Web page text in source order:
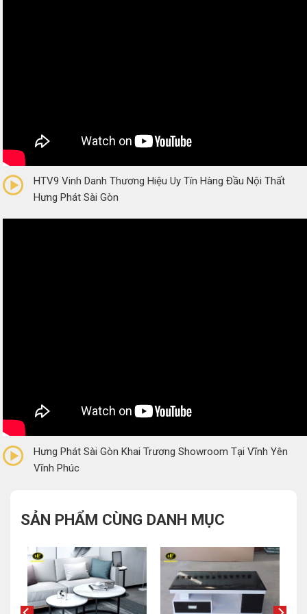
(0 Reviews)
HTV9 Vinh Danh Thương Hiệu Uy Tín Hàng Đầu Nội Thất
Hưng Phát Sài Gòn
(0 Reviews)
Hưng Phát Sài Gòn Khai Trương Showroom Tại Vĩnh Yên
Vĩnh Phúc
SẢN PHẨM CÙNG DANH MỤC